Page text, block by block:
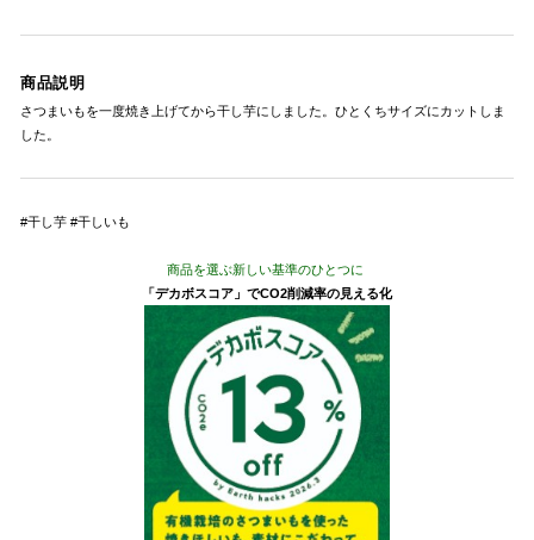
商品説明
さつまいもを一度焼き上げてから干し芋にしました。ひとくちサイズにカットしま
した。
#干し芋 #干しいも
商品を選ぶ新しい基準のひとつに
「デカボスコア」でCO2削減率の見える化